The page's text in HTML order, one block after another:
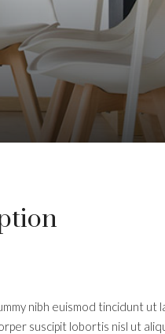
nibh euismod tincidunt
suscipit lobortis nisl ut